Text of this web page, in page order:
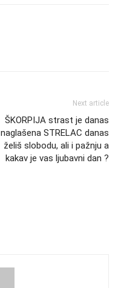
Next article
ŠKORPIJA strast je danas
naglašena STRELAC danas
želiš slobodu, ali i pažnju a
kakav je vas ljubavni dan ?